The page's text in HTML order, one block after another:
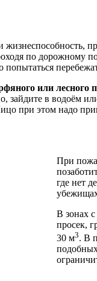
жизнеспособность,
по дорожному
попытаться
или лесного
зайдите в водоём
при этом надо
При
где нет
В зонах с
просек,
30 м3. В